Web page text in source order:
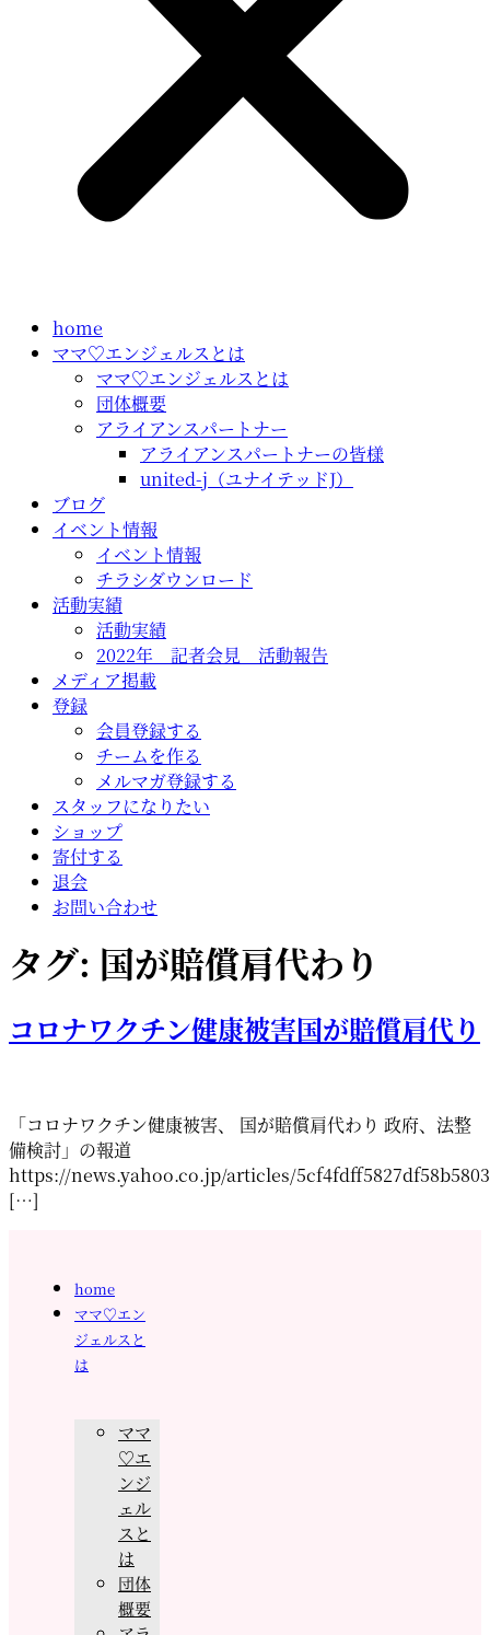
home
ママ♡エンジェルスとは
ママ♡エンジェルスとは
団体概要
アライアンスパートナー
アライアンスパートナーの皆様
united-j（ユナイテッドJ）
ブログ
イベント情報
イベント情報
チラシダウンロード
活動実績
活動実績
2022年 記者会見 活動報告
メディア掲載
登録
会員登録する
チームを作る
メルマガ登録する
スタッフになりたい
ショップ
寄付する
退会
お問い合わせ
タグ: 国が賠償肩代わり
コロナワクチン健康被害国が賠償肩代り
「コロナワクチン健康被害、 国が賠償肩代わり 政府、法整
備検討」の報道
https://news.yahoo.co.jp/articles/
[…]
home
ママ♡エン
ジェルスと
は
ママ
♡エ
ンジ
ェル
スと
は
団体
概要